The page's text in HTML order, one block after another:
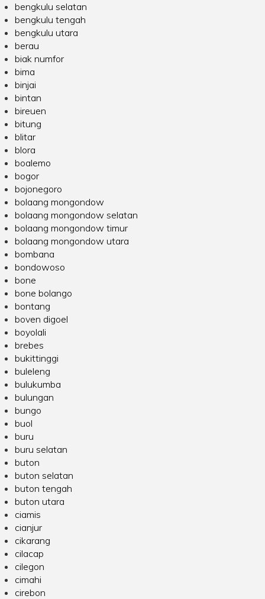
bengkulu selatan
bengkulu tengah
bengkulu utara
berau
biak numfor
bima
binjai
bintan
bireuen
bitung
blitar
blora
boalemo
bogor
bojonegoro
bolaang mongondow
bolaang mongondow selatan
bolaang mongondow timur
bolaang mongondow utara
bombana
bondowoso
bone
bone bolango
bontang
boven digoel
boyolali
brebes
bukittinggi
buleleng
bulukumba
bulungan
bungo
buol
buru
buru selatan
buton
buton selatan
buton tengah
buton utara
ciamis
cianjur
cikarang
cilacap
cilegon
cimahi
cirebon